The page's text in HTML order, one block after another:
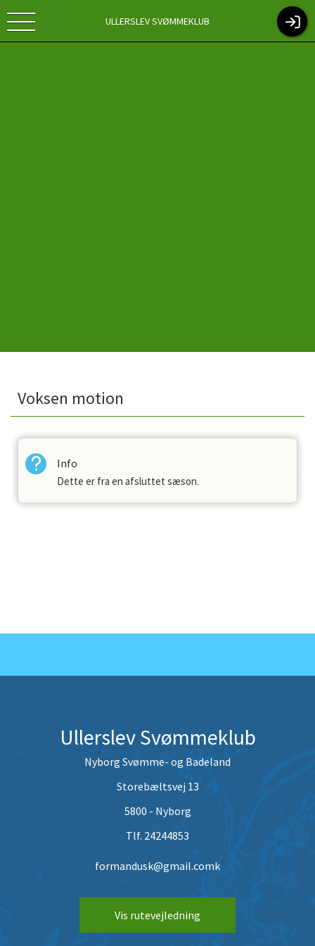
ULLERSLEV SVØMMEKLUB
Voksen motion
Info
Dette er fra en afsluttet sæson.
Ullerslev Svømmeklub
Nyborg Svømme- og Badeland
Storebæltsvej 13
5800 - Nyborg
Tlf. 24244853
formandusk@gmail.comk
Vis rutevejledning